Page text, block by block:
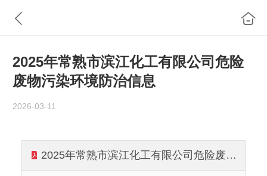
2025年常熟市滨江化工有限公司危险
废物污染环境防治信息
2026-03-11
2025年常熟市滨江化工有限公司危险废物污染环境防治信息.pdf